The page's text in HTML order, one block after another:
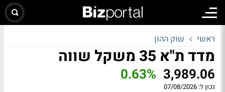
ראשי שוק ההון
מדד ת"א 35 משקל שווה
3,989.06
0.63%
נכון ל: 07/08/2026